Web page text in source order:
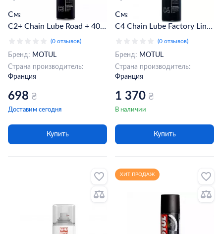
Смазка для цепей MOTUL
C2+ Chain Lube Road + 400
мл (103008) (338416)
(0 отзывов)
Бренд: MOTUL
Страна производитель:
Франция
698 ₴
Доставим сегодня
Купить
Смазка для цепей MOTUL
C4 Chain Lube Factory Line
400мл (102983/815616)
(0 отзывов)
Бренд: MOTUL
Страна производитель:
Франция
1 370 ₴
В наличии
Купить
ХИТ ПРОДАЖ